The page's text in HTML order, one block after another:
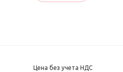
Цена без учета НДС